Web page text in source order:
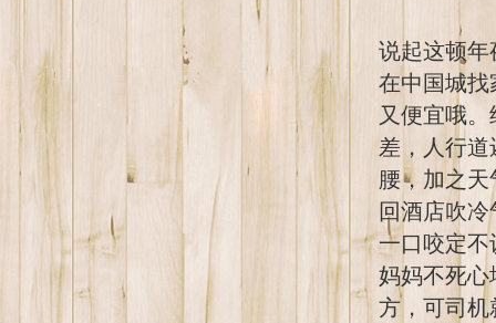
说起这顿年
在中国城找
又便宜哦
差，人行
腰，加之
回酒店吹
一口咬定不
妈妈不死心
方，可司机